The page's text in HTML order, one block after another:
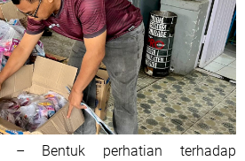
– Bentuk perhatian terhadap